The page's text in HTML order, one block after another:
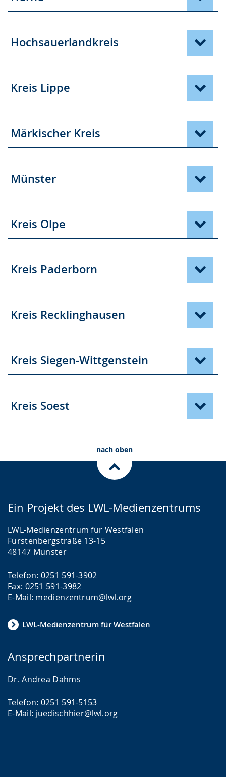
Hochsauerlandkreis
Kreis Lippe
Märkischer Kreis
Münster
Kreis Olpe
Kreis Paderborn
Kreis Recklinghausen
Kreis Siegen-Wittgenstein
Kreis Soest
nach oben
Ein Projekt des LWL-Medienzentrums
LWL-Medienzentrum für Westfalen
Fürstenbergstraße 13-15
48147 Münster
Telefon: 0251 591-3902
Fax: 0251 591-3982
E-Mail: medienzentrum@lwl.org
LWL-Medienzentrum für Westfalen
Ansprechpartnerin
Dr. Andrea Dahms
Telefon: 0251 591-5153
E-Mail: juedischhier@lwl.org